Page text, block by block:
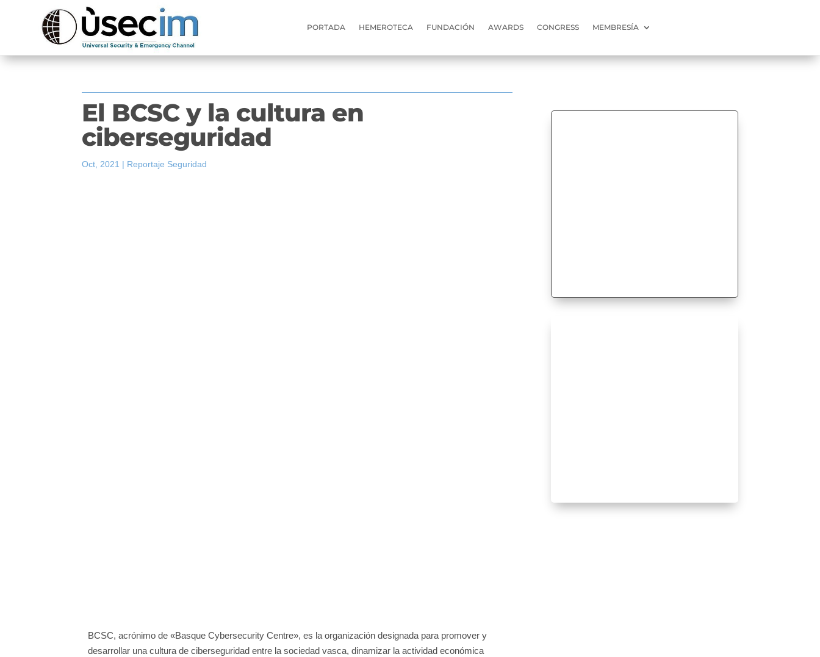
PORTADA HEMEROTECA FUNDACIÓN AWARDS CONGRESS MEMBRESÍA
El BCSC y la cultura en
ciberseguridad
Oct, 2021 | Reportaje Seguridad
BCSC, acrónimo de «Basque Cybersecurity Centre», es la organización designada para promover y
desarrollar una cultura de ciberseguridad entre la sociedad vasca, dinamizar la actividad económica